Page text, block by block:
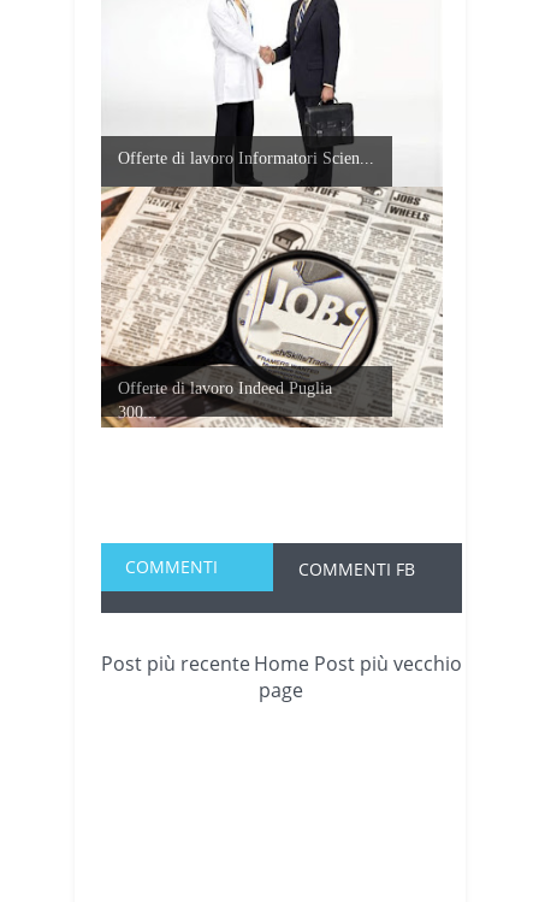
Offerte di lavoro Informatori Scien...
Offerte di lavoro Indeed Puglia
300...
COMMENTI COMMENTI FB
Post più recente Post più vecchio
Home
page